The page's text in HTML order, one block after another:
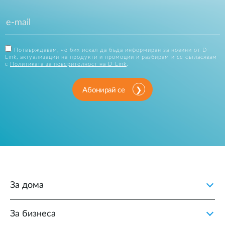
Потвърждавам, че бих искал да бъда информиран за новини от D-
Link, актуализации на продукти и промоции и разбирам и се съгласявам
с
Политиката за поверителност на D-Link
Абонирай се
За дома
За бизнеса